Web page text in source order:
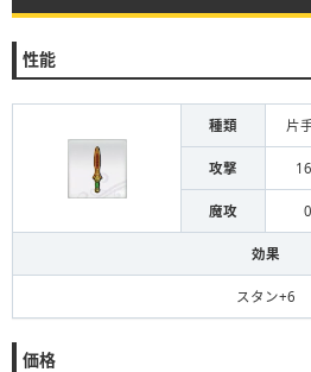
性能
種類 片
攻撃
魔攻 0
効果
スタン+6
価格